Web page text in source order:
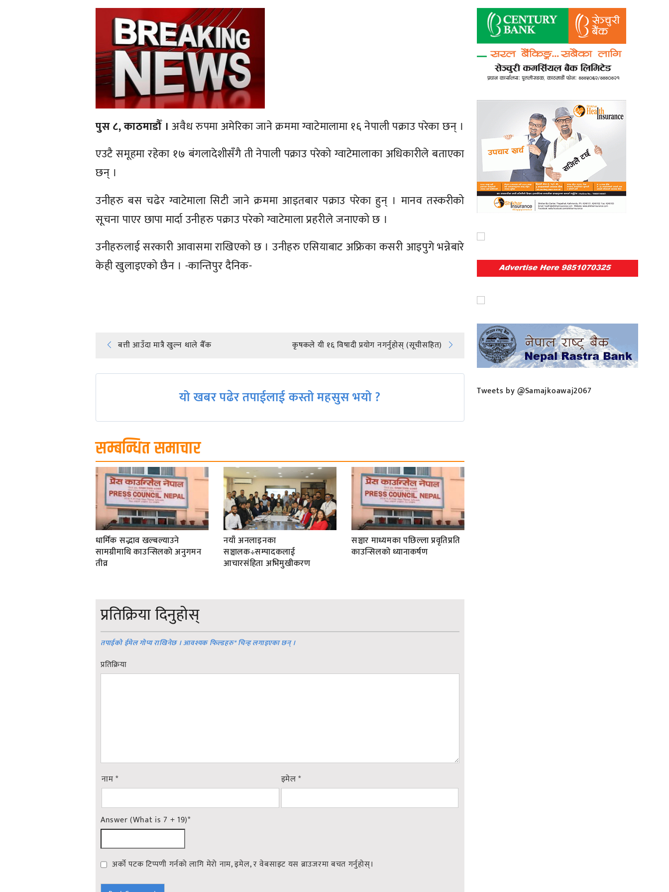
पुस ८, काठमाडौँ । अवैध रुपमा अमेरिका जाने क्रममा ग्वाटेमालामा १६ नेपाली पक्राउ परेका छन् ।
एउटै समूहमा रहेका १७ बंगलादेशीसँगै ती नेपाली पक्राउ परेको ग्वाटेमालाका अधिकारीले बताएका
छन् ।
उनीहरु बस चढेर ग्वाटेमाला सिटी जाने क्रममा आइतबार पक्राउ परेका हुन् । मानव तस्करीको
सूचना पाएर छापा मार्दा उनीहरु पक्राउ परेको ग्वाटेमाला प्रहरीले जनाएको छ ।
उनीहरुलाई सरकारी आवासमा राखिएको छ । उनीहरु एसियाबाट अफ्रिका कसरी आइपुगे भन्नेबारे
केही खुलाइएको छैन । -कान्तिपुर दैनिक-
Post
navigation
बत्ती आउँदा मात्रै खुल्न थाले बैँक कृषकले यी १६ विषादी प्रयोग नगर्नुहोस् (सूचीसहित)
यो खबर पढेर तपाईलाई कस्तो महसुस भयो ?
सम्बन्धित समाचार
धार्मिक सद्भाव खल्बल्याउने
सामग्रीमाथि काउन्सिलको अनुगमन
तीव्र
नयाँ अनलाइनका
सञ्चालक÷सम्पादकलाई
आचारसंहिता अभिमुखीकरण
सञ्चार माध्यमका पछिल्ला प्रवृतिप्रति
काउन्सिलको ध्यानाकर्षण
प्रतिक्रिया दिनुहोस्
तपाईको ईमेल गोप्य राखिनेछ । आवश्यक फिल्डहरु*चिन्ह लगाइएका छन् ।
प्रतिक्रिया
नाम* इमेल*
Answer (What is 7 + 19)*
अर्को पटक टिप्पणी गर्नको लागि मेरो नाम, इमेल, र वेबसाइट यस ब्राउजरमा बचत गर्नुहोस्।
Tweets by @Samajkoawaj2067